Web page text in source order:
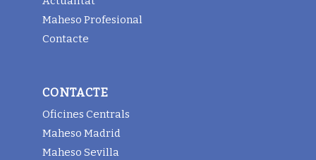
Maheso Profesional
Contacte
CONTACTE
Oficines Centrals
Maheso Madrid
Maheso Sevilla